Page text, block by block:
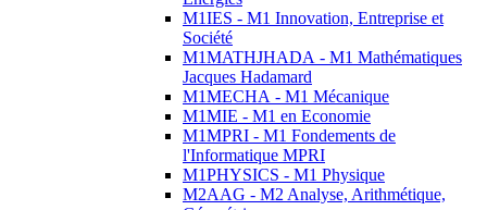
M1IES - M1 Innovation, Entreprise et
Société
M1MATHJHADA - M1 Mathématiques
Jacques Hadamard
M1MECHA - M1 Mécanique
M1MIE - M1 en Economie
M1MPRI - M1 Fondements de
l'Informatique MPRI
M1PHYSICS - M1 Physique
M2AAG - M2 Analyse, Arithmétique,